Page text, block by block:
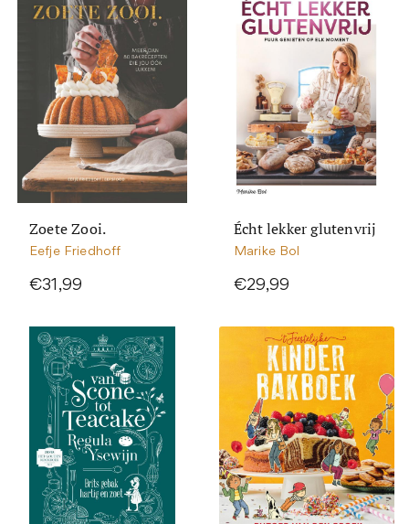
Zoete Zooi.
Eefje Friedhoff
€31,99
Écht lekker glutenvrij
Marike Bol
€29,99